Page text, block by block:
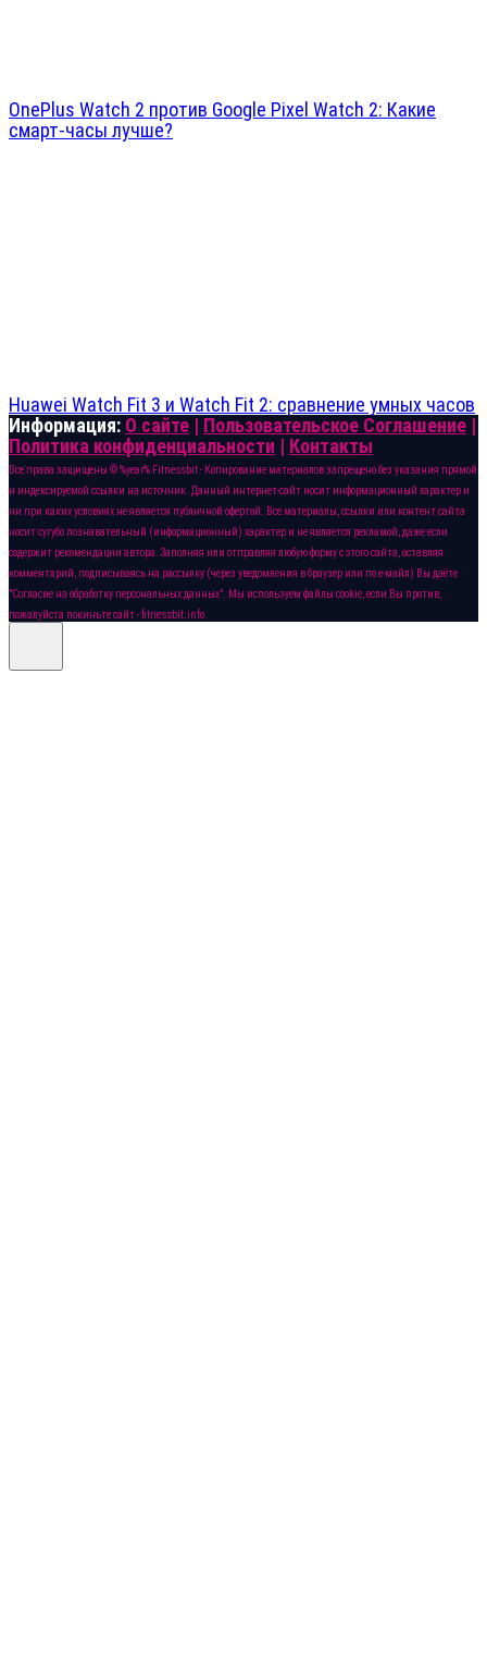
OnePlus Watch 2 против Google Pixel Watch 2: Какие
смарт-часы лучше?
Huawei Watch Fit 3 и Watch Fit 2: сравнение умных часов
Информация: О сайте | Пользовательское Соглашение |
Политика конфиденциальности | Контакты
Все права защищены © %year% Fitnessbit - Копирование материалов запрещено без указания прямой
и индексируемой ссылки на источник. Данный интернет-сайт носит информационный характер и
ни при каких условиях не является публичной офертой. Все материалы, ссылки или контент сайта
носит сугубо познавательный (информационный) характер и не является рекламой, даже если
содержит рекомендации автора. Заполняя или отправляя любую форму с этого сайта, оставляя
комментарий, подписываясь на рассылку (через уведомления в браузер или по е-майл) Вы даёте
"Согласие на обработку персональных данных". Мы используем файлы cookie, если Вы против,
пожалуйста покиньте сайт - fitnessbit.info.